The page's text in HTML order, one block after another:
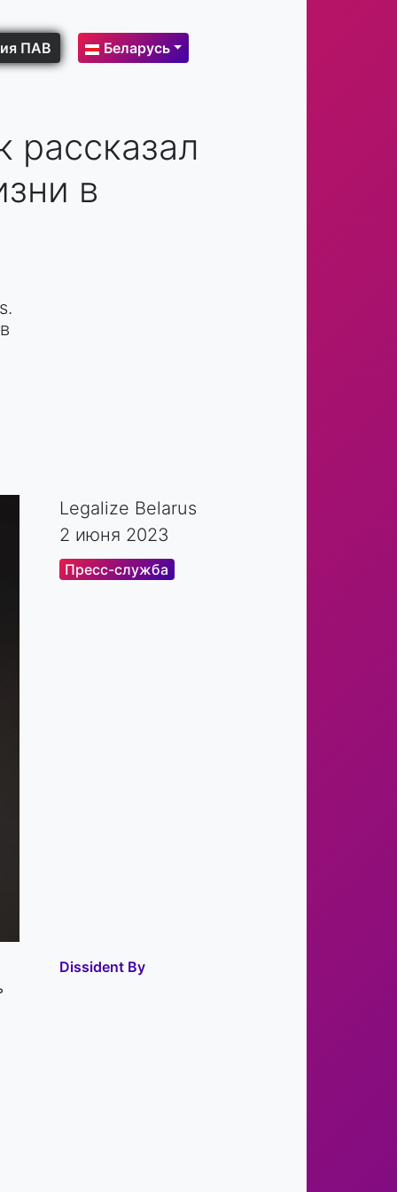
ПАВ Беларусь
рассказал
в
Legalize Belarus
2 июня 2023
Пресс-служба
Dissident By